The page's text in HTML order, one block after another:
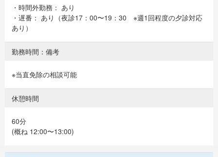
・時間外勤務： あり
・遅番： あり（夜診17：00〜19：30 ※週1回程度の夕診対応
あり）
勤務時間：備考
※当直免除の相談可能
休憩時間
60分
(概ね 12:00〜13:00)